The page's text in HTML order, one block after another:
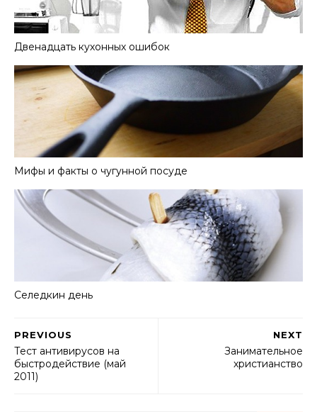
Двенадцать кухонных ошибок
Мифы и факты о чугунной посуде
Селедкин день
NEXT
Занимательное
христианство
PREVIOUS
Тест антивирусов на
быстродействие (май
2011)